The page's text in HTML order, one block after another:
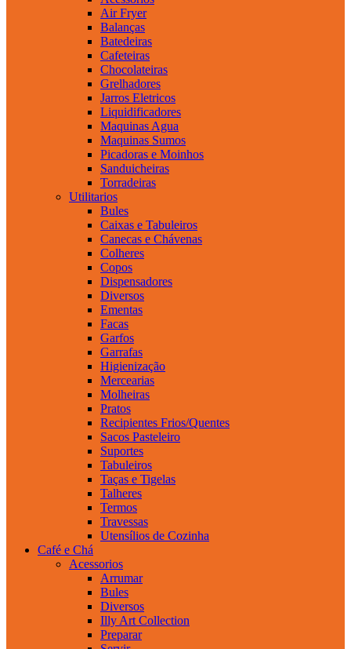
Air Fryer
Balanças
Batedeiras
Cafeteiras
Chocolateiras
Grelhadores
Jarros Eletricos
Liquidificadores
Maquinas Agua
Maquinas Sumos
Picadoras e Moinhos
Sanduicheiras
Torradeiras
Utilitarios
Bules
Caixas e Tabuleiros
Canecas e Chávenas
Colheres
Copos
Dispensadores
Diversos
Ementas
Facas
Garfos
Garrafas
Higienização
Mercearias
Molheiras
Pratos
Recipientes Frios/Quentes
Sacos Pasteleiro
Suportes
Tabuleiros
Taças e Tigelas
Talheres
Termos
Travessas
Utensílios de Cozinha
Café e Chá
Acessorios
Arrumar
Bules
Diversos
Illy Art Collection
Preparar